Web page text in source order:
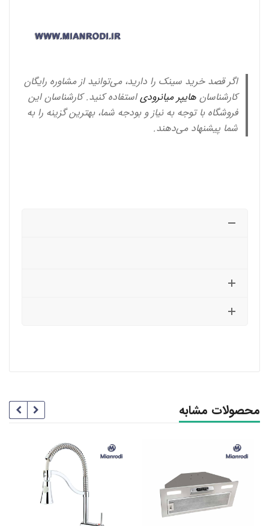
اگر قصد خرید سینک را دارید، می‌توانید از مشاوره رایگان
کارشناسان هایپر میانرودیاستفاده کنید. کارشناسان این
فروشگاه با توجه به نیاز و بودجه شما، بهترین گزینه را به
شما پیشنهاد می‌دهند.
محصولات مشابه